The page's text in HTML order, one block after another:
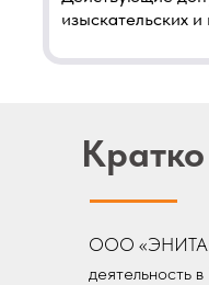
ООО «ЭНИТА»
деятельность